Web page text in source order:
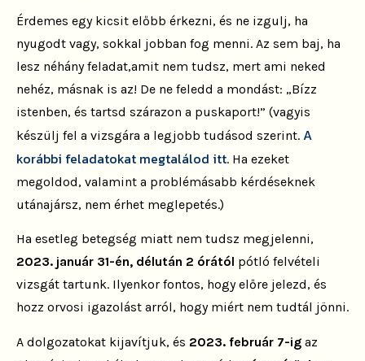
Érdemes egy kicsit előbb érkezni, és ne izgulj, ha
nyugodt vagy, sokkal jobban fog menni. Az sem baj, ha
lesz néhány feladat,amit nem tudsz, mert ami neked
nehéz, másnak is az! De ne feledd a mondást: „Bízz
istenben, és tartsd szárazon a puskaport!” (vagyis
készülj fel a vizsgára a legjobb tudásod szerint. A
korábbi feladatokat megtalálod itt. Ha ezeket
megoldod, valamint a problémásabb kérdéseknek
utánajársz, nem érhet meglepetés.)
Ha esetleg betegség miatt nem tudsz megjelenni,
2023. január 31-én, délután 2 órától pótló felvételi
vizsgát tartunk. Ilyenkor fontos, hogy előre jelezd, és
hozz orvosi igazolást arról, hogy miért nem tudtál jönni.
A dolgozatokat kijavítjuk, és 2023. február 7-ig az